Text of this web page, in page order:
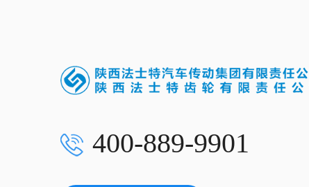
400-889-9901